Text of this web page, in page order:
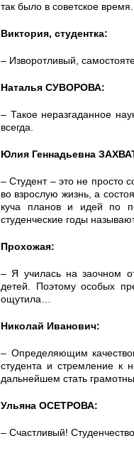
так было в советское время.
Виктория, студентка:
– Изворотливый,
Наталья СУВОРОВА:
– Такое неразгаданное
всегда.
Юлия Геннадьевна
– Студент – это не просто
во взрослую жизнь, а
куча планов и идей по
студенческие годы
Прохожая:
– Я училась на заочном
детей. Поэтому особых
ощутила…
Николай Иванович:
– Определяющим
студента и стремление к
дальнейшем стать
Ульяна ОСЕТРОВА:
– Счастливый!